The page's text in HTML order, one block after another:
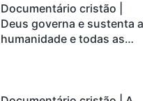
Documentário cristão |
Deus governa e sustenta a
humanidade e todas as